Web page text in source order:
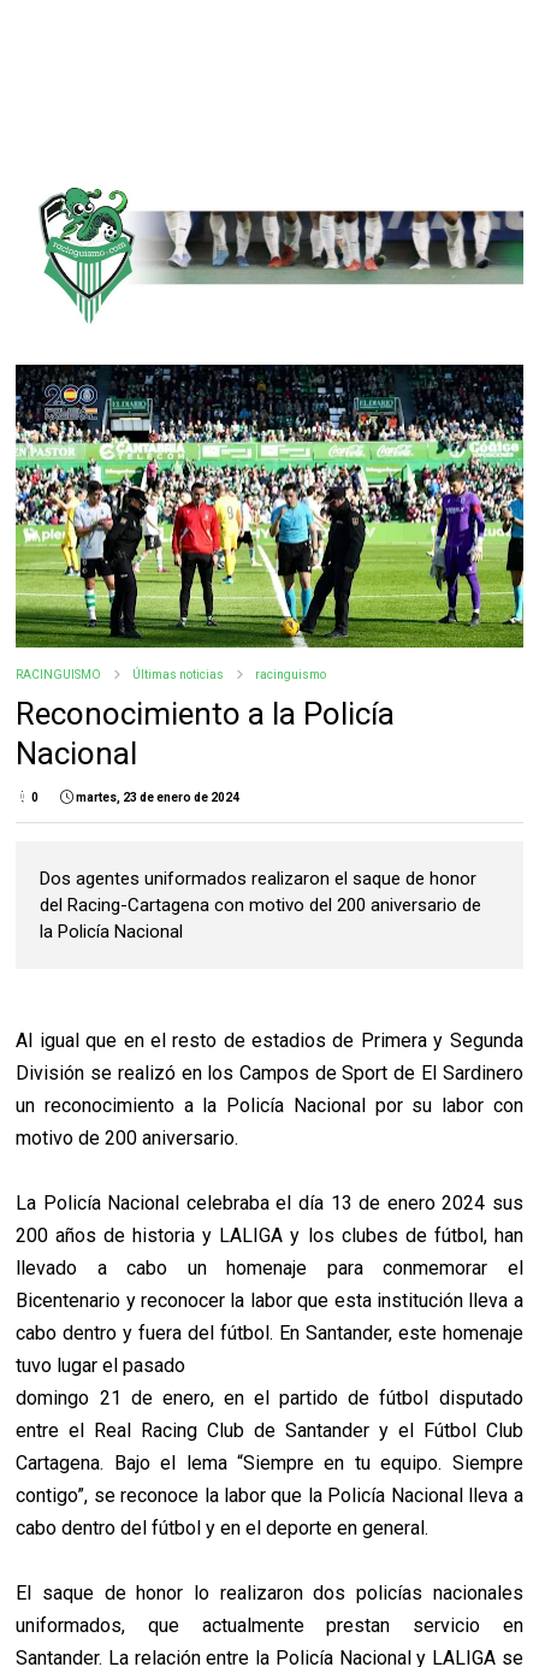
RACINGUISMO Últimas noticias racinguismo
Reconocimiento a la Policía
Nacional
0 martes, 23 de enero de 2024
Dos agentes uniformados realizaron el saque de honor
del Racing-Cartagena con motivo del 200 aniversario de
la Policía Nacional
Al igual que en el resto de estadios de Primera y Segunda
División se realizó en los Campos de Sport de El Sardinero
un reconocimiento a la Policía Nacional por su labor con
motivo de 200 aniversario.
La Policía Nacional celebraba el día 13 de enero 2024 sus
200 años de historia y LALIGA y los clubes de fútbol, han
llevado a cabo un homenaje para conmemorar el
Bicentenario y reconocer la labor que esta institución lleva a
cabo dentro y fuera del fútbol. En Santander, este homenaje
tuvo lugar el pasado
domingo 21 de enero, en el partido de fútbol disputado
entre el Real Racing Club de Santander y el Fútbol Club
Cartagena. Bajo el lema “Siempre en tu equipo. Siempre
contigo”, se reconoce la labor que la Policía Nacional lleva a
cabo dentro del fútbol y en el deporte en general.
El saque de honor lo realizaron dos policías nacionales
uniformados, que actualmente prestan servicio en
Santander. La relación entre la Policía Nacional y LALIGA se